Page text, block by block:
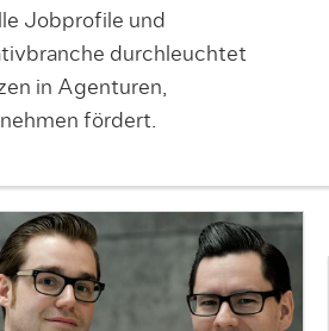
Jobprofile und
durchleuchtet
in Agenturen,
fördert.